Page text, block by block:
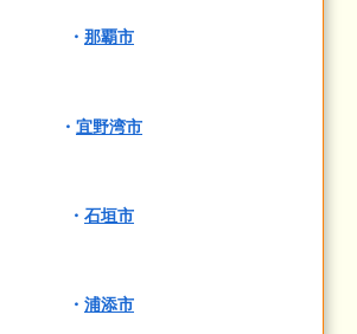
・ 那覇市
・ 宜野湾市
・ 石垣市
・ 浦添市